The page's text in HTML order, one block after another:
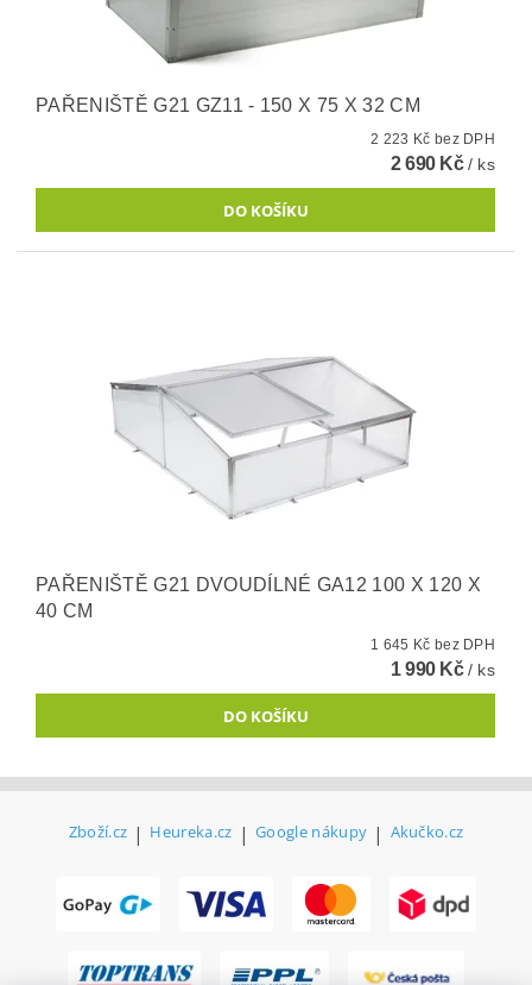
PAŘENIŠTĚ G21 GZ11 - 150 X 75 X 32 CM
2 223 Kč bez DPH
2 690 Kč/ ks
PAŘENIŠTĚ G21 DVOUDÍLNÉ GA12 100 X 120 X
40 CM
1 645 Kč bez DPH
1 990 Kč/ ks
Zboží.cz | Heureka.cz | Google nákupy | Akučko.cz